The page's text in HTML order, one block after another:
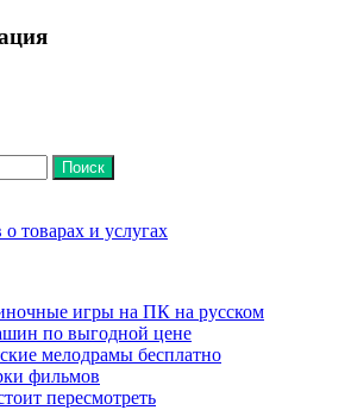
товарах и услугах
игры на ПК на русском
по выгодной цене
мелодрамы бесплатно
фильмов
пересмотреть